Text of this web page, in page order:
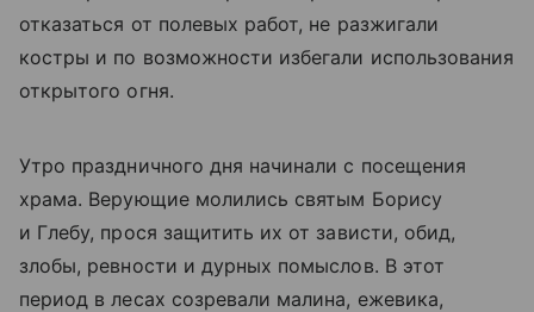
отказаться от полевых работ, не разжигали
костры и по возможности избегали использования
открытого огня.
Утро праздничного дня начинали с посещения
храма. Верующие молились святым Борису
и Глебу, прося защитить их от зависти, обид,
злобы, ревности и дурных помыслов. В этот
период в лесах созревали малина, ежевика,